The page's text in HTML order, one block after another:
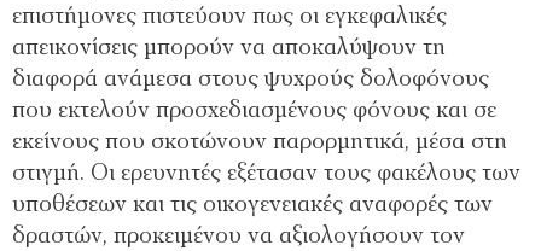
επιστήμονες πιστεύουν πως οι εγκεφαλικές
απεικονίσεις μπορούν να αποκαλύψουν τη
διαφορά ανάμεσα στους ψυχρούς δολοφόνους
που εκτελούν προσχεδιασμένους φόνους και σε
εκείνους που σκοτώνουν παρορμητικά, μέσα στη
στιγμή. Οι ερευνητές εξέτασαν τους φακέλους των
υποθέσεων και τις οικογενειακές αναφορές των
δραστών, προκειμένου να αξιολογήσουν τον